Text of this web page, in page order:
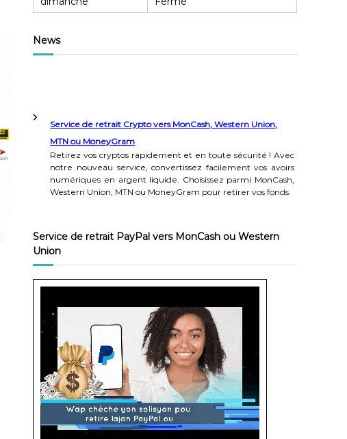
News
Service de retrait Crypto vers MonCash, Western Union,
MTN ou MoneyGram
Retirez vos cryptos rapidement et en toute sécurité ! Avec
notre nouveau service, convertissez facilement vos avoirs
numériques en argent liquide. Choisissez parmi MonCash,
Western Union, MTN ou MoneyGram pour retirer vos fonds.
-Facile à utiliser
-Options de retrait variées
-Sécurité garantie
-Flexibilité financière assurée
Ne manquez pas cette opportunité ! Essayez notre Service
de Retrait Crypto dès maintenant.
#CryptoVersArgent #RetraitRapide #Sécurité #Flexibilité
#MonCash #WesternUnion #MTN #MoneyGram
Rechargez vos comptes Pyypl, Fyatu, Binance, Wise,
Payoneer ou wallets crypto en toute simplicité !
Nous vous proposons un service de recharge rapide et
sécurisé pour vos comptes Pyypl, Fyatu, Binance, Wise,
Service de retrait PayPal vers MonCash ou Western
Union